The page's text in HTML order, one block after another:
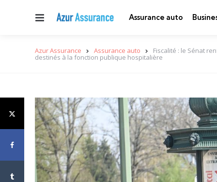
Menu Assurance auto
Azur Assurance Assurance auto Fiscalité : le Sénat
destinés à la fonction publique hospitalière